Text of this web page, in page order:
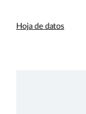
Hoja de datos